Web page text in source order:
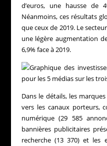
d’euros, une hausse de
Néanmoins, ces résultats
que ceux de 2019. Le
une légère augmentation
6,9% face à 2019.
Dans le détails, les
vers les canaux porteurs,
numérique (29 585
bannières publicitaires
recherche (13 370) et les